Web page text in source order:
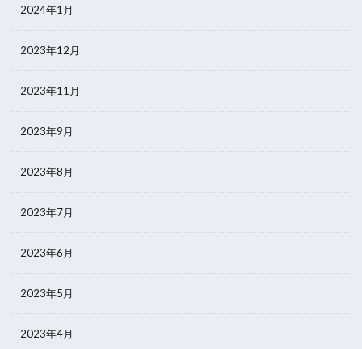
2024年1月
2023年12月
2023年11月
2023年9月
2023年8月
2023年7月
2023年6月
2023年5月
2023年4月